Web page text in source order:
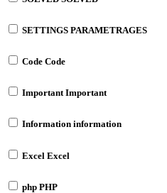
SETTINGS PARAMETRAGES
Code Code
ImportantImportant
Information information
Excel Excel
php PHP